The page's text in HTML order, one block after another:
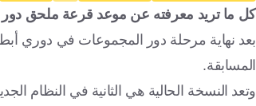
كل ما تريد معرفته عن موعد قرعة ملحق دور الـ 16 فى دوري أبطال أوروبا 2025-2026 والقنوات الناقلة والمنتخبات المتأهلة وتوقيت
المسابقة.